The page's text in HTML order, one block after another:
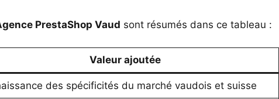
PrestaShop Vaud sont résumés dans ce tableau :
Valeur ajoutée
des spécificités du marché vaudois et suisse